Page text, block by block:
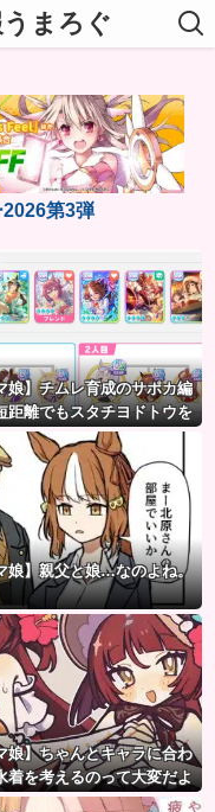
まろぐ
2026第3弾
娘】チムレ育成のサポカ編
距離でもスタチヨドトウを
るってマジ！？ 根性サポカ
を編成していた意味…
娘】親父と娘…なのよね。
娘】ちゃんとキャラに合わ
着を考えるのって大変だよ
ね。